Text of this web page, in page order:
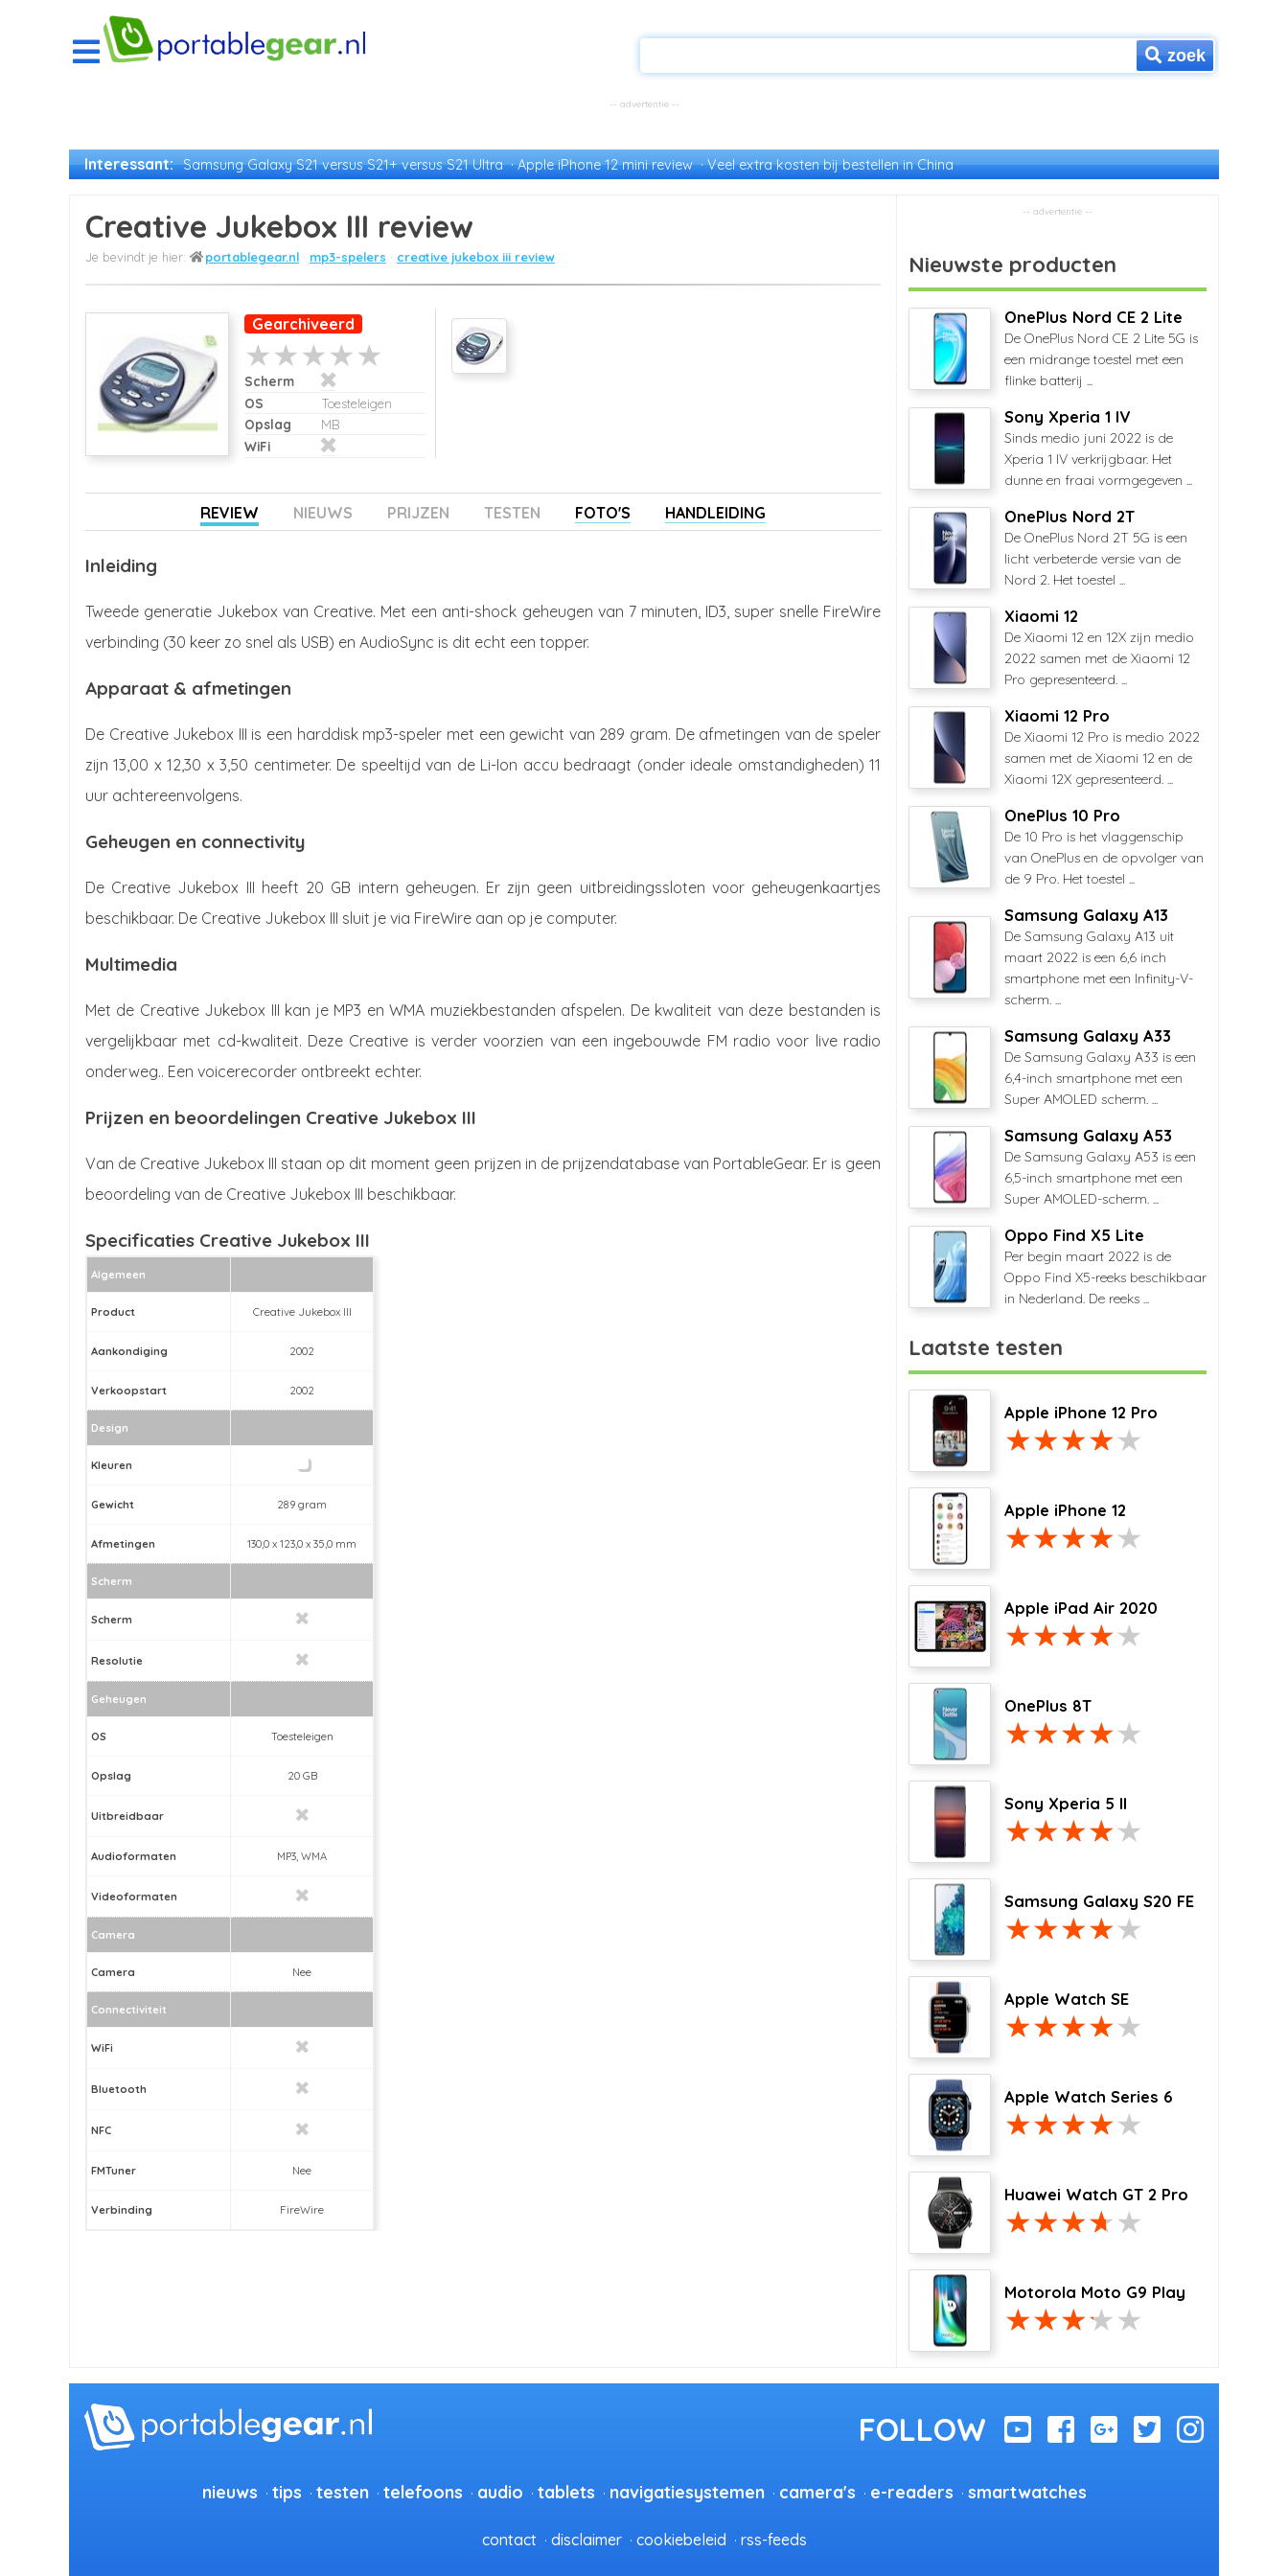
zoek
Interessant: Samsung Galaxy S21 versus S21+ versus S21 Ultra Apple iPhone 12 mini review Veel extra kosten bij bestellen in China
Creative Jukebox III review
portablegear.nl mp3-spelers creative jukebox iii review
Gearchiveerd
Scherm
OS
Toesteleigen
Opslag
MB
WiFi
REVIEW NIEUWS PRIJZEN TESTEN FOTO'S HANDLEIDING
Inleiding
Tweede generatie Jukebox van Creative. Met een anti-shock geheugen van 7 minuten, ID3, super snelle FireWire
verbinding (30 keer zo snel als USB) en AudioSync is dit echt een topper.
Apparaat & afmetingen
De Creative Jukebox III is een harddisk mp3-speler met een gewicht van 289 gram. De afmetingen van de speler
zijn 13,00 x 12,30 x 3,50 centimeter. De speeltijd van de Li-Ion accu bedraagt (onder ideale omstandigheden) 11
uur achtereenvolgens.
Geheugen en connectivity
De Creative Jukebox III heeft 20 GB intern geheugen. Er zijn geen uitbreidingssloten voor geheugenkaartjes
beschikbaar. De Creative Jukebox III sluit je via FireWire aan op je computer.
Multimedia
Met de Creative Jukebox III kan je MP3 en WMA muziekbestanden afspelen. De kwaliteit van deze bestanden is
vergelijkbaar met cd-kwaliteit. Deze Creative is verder voorzien van een ingebouwde FM radio voor live radio
onderweg.. Een voicerecorder ontbreekt echter.
Prijzen en beoordelingen Creative Jukebox III
Van de Creative Jukebox III staan op dit moment geen prijzen in de prijzendatabase van PortableGear. Er is geen
beoordeling van de Creative Jukebox III beschikbaar.
Specificaties Creative Jukebox III
Algemeen
Product Creative Jukebox III
Aankondiging 2002
Verkoopstart 2002
Design
Kleuren
Gewicht 289 gram
Afmetingen 130,0 x 123,0 x 35,0 mm
Scherm
Scherm
Resolutie
Geheugen
OS Toesteleigen
Opslag 20 GB
Uitbreidbaar
Audioformaten MP3, WMA
Videoformaten
Camera
Camera Nee
Connectiviteit
WiFi
Bluetooth
NFC
FMTuner Nee
Verbinding FireWire
Nieuwste producten
OnePlus Nord CE 2 Lite
De OnePlus Nord CE 2 Lite 5G is
een midrange toestel met een
flinke batterij ...
Sony Xperia 1 IV
Sinds medio juni 2022 is de
Xperia 1 IV verkrijgbaar. Het
dunne en fraai vormgegeven ...
OnePlus Nord 2T
De OnePlus Nord 2T 5G is een
licht verbeterde versie van de
Nord 2. Het toestel ...
Xiaomi 12
De Xiaomi 12 en 12X zijn medio
2022 samen met de Xiaomi 12
Pro gepresenteerd. ...
Xiaomi 12 Pro
De Xiaomi 12 Pro is medio 2022
samen met de Xiaomi 12 en de
Xiaomi 12X gepresenteerd. ...
OnePlus 10 Pro
De 10 Pro is het vlaggenschip
van OnePlus en de opvolger van
de 9 Pro. Het toestel ...
Samsung Galaxy A13
De Samsung Galaxy A13 uit
maart 2022 is een 6,6 inch
smartphone met een Infinity-V-
scherm. ...
Samsung Galaxy A33
De Samsung Galaxy A33 is een
6,4-inch smartphone met een
Super AMOLED scherm. ...
Samsung Galaxy A53
De Samsung Galaxy A53 is een
6,5-inch smartphone met een
Super AMOLED-scherm. ...
Oppo Find X5 Lite
Per begin maart 2022 is de
Oppo Find X5-reeks beschikbaar
in Nederland. De reeks ...
Laatste testen
Apple iPhone 12 Pro
Apple iPhone 12
Apple iPad Air 2020
OnePlus 8T
Sony Xperia 5 II
Samsung Galaxy S20 FE
Apple Watch SE
Apple Watch Series 6
Huawei Watch GT 2 Pro
Motorola Moto G9 Play
nieuws tips testen telefoons audio tablets navigatiesystemen camera's e-readers smartwatches
contact disclaimer cookiebeleid rss-feeds